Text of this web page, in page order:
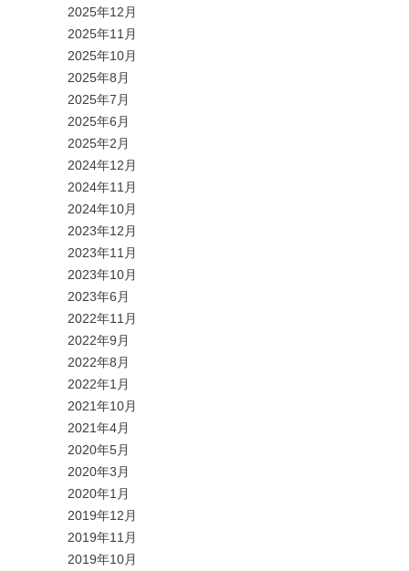
2025年12月
2025年11月
2025年10月
2025年8月
2025年7月
2025年6月
2025年2月
2024年12月
2024年11月
2024年10月
2023年12月
2023年11月
2023年10月
2023年6月
2022年11月
2022年9月
2022年8月
2022年1月
2021年10月
2021年4月
2020年5月
2020年3月
2020年1月
2019年12月
2019年11月
2019年10月